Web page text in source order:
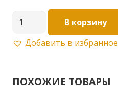
Количество
Коллектор
В корзину
Добавить в избранное
ПОХОЖИЕ ТОВАРЫ